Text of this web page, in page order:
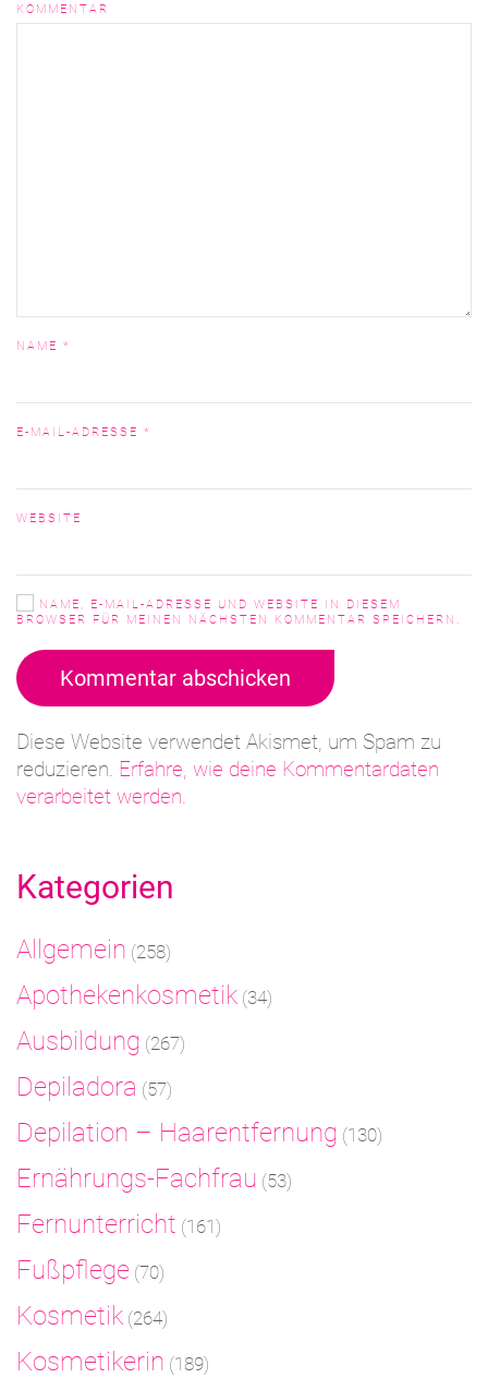
KOMMENTAR
NAME *
E-MAIL-ADRESSE *
WEBSITE
NAME, E-MAIL-ADRESSE UND WEBSITE IN DIESEM
BROWSER FÜR MEINEN NÄCHSTEN KOMMENTAR SPEICHERN.
Kommentar abschicken
Diese Website verwendet Akismet, um Spam zu
reduzieren. Erfahre, wie deine Kommentardaten
verarbeitet werden.
Kategorien
Allgemein (258)
Apothekenkosmetik (34)
Ausbildung (267)
Depiladora (57)
Depilation – Haarentfernung (130)
Ernährungs-Fachfrau (53)
Fernunterricht (161)
Fußpflege (70)
Kosmetik (264)
Kosmetikerin (189)